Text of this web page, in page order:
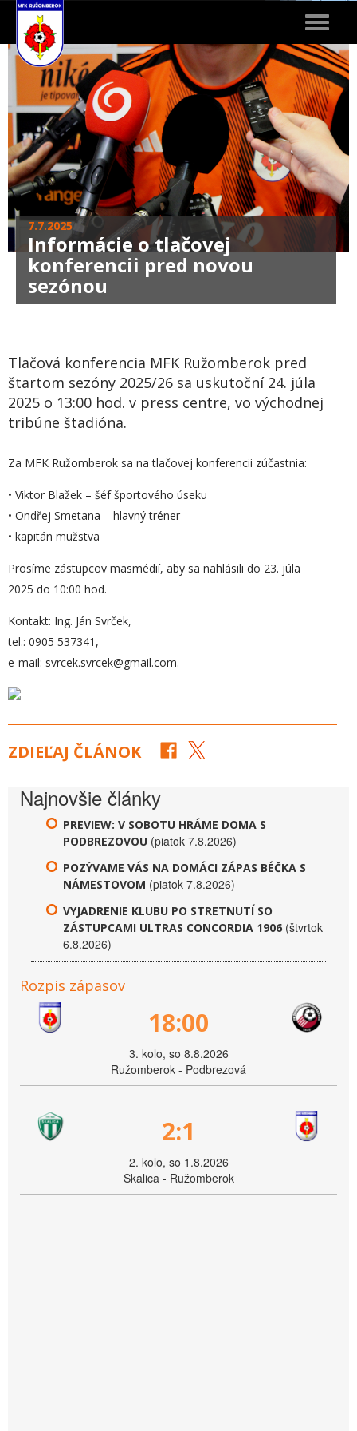
Toggle
7.7.2025
Informácie o tlačovej
konferencii pred novou
sezónou
Tlačová konferencia MFK Ružomberok pred
štartom sezóny 2025/26 sa uskutoční 24. júla
2025 o 13:00 hod. v press centre, vo východnej
tribúne štadióna.
Za MFK Ružomberok sa na tlačovej konferencii zúčastnia:
• Viktor Blažek – šéf športového úseku
• Ondřej Smetana – hlavný tréner
• kapitán mužstva
Prosíme zástupcov masmédií, aby sa nahlásili do 23. júla
2025 do 10:00 hod.
Kontakt: Ing. Ján Svrček,
tel.: 0905 537341,
e-mail: svrcek.svrcek@gmail.com.
ZDIEĽAJ ČLÁNOK
Najnovšie články
PREVIEW: V SOBOTU HRÁME DOMA S
PODBREZOVOU (piatok 7.8.2026)
POZÝVAME VÁS NA DOMÁCI ZÁPAS BÉČKA S
NÁMESTOVOM (piatok 7.8.2026)
VYJADRENIE KLUBU PO STRETNUTÍ SO
ZÁSTUPCAMI ULTRAS CONCORDIA 1906 (štvrtok
6.8.2026)
Rozpis zápasov
18:00
3. kolo, so 8.8.2026
Ružomberok - Podbrezová
2:1
2. kolo, so 1.8.2026
Skalica - Ružomberok